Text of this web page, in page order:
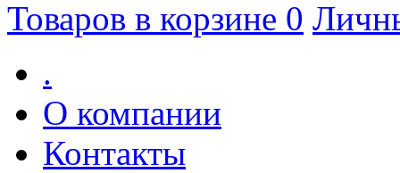
Товаров в корзине 0
.
О компании
Контакты